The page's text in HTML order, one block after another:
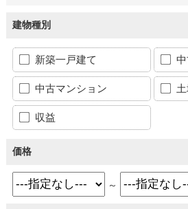
建物種別
新築一戸建て
中古マンション
収益
価格
～